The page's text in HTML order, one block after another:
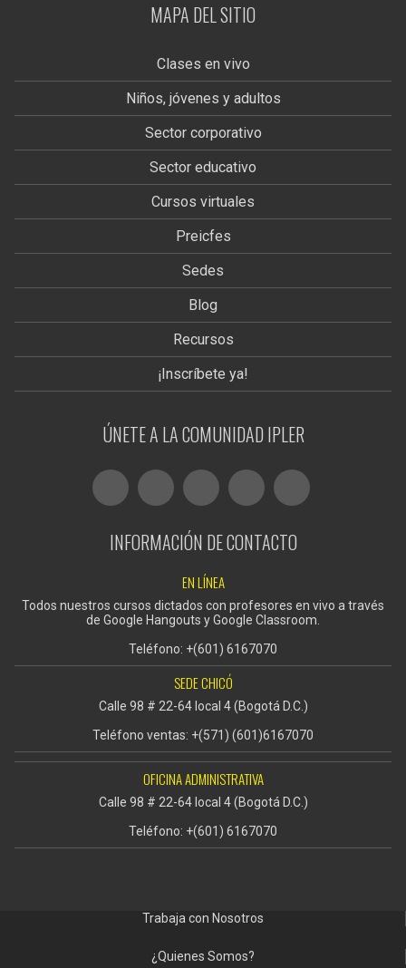
MAPA DEL SITIO
Clases en vivo
Niños, jóvenes y adultos
Sector corporativo
Sector educativo
Cursos virtuales
Preicfes
Sedes
Blog
Recursos
¡Inscríbete ya!
ÚNETE A LA COMUNIDAD IPLER
INFORMACIÓN DE CONTACTO
EN LÍNEA
Todos nuestros cursos dictados con profesores en vivo a través
de Google Hangouts y Google Classroom.
Teléfono: +(601) 6167070
SEDE CHICÓ
Calle 98 # 22-64 local 4 (Bogotá D.C.)
Teléfono ventas: +(571) (601)6167070
OFICINA ADMINISTRATIVA
Calle 98 # 22-64 local 4 (Bogotá D.C.)
Teléfono: +(601) 6167070
Trabaja con Nosotros
¿Quienes Somos?